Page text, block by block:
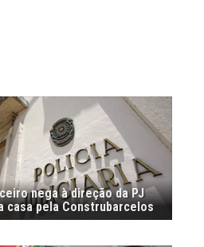
nega à direção da PJ
casa pela Construbarcelos